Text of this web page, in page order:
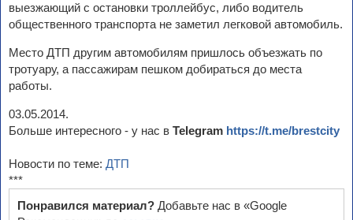
выезжающий с остановки троллейбус, либо водитель
общественного транспорта не заметил легковой автомобиль.
Место ДТП другим автомобилям пришлось объезжать по
тротуару, а пассажирам пешком добираться до места
работы.
03.05.2014.
Больше интересного - у нас в Telegram https://t.me/brestcity
Новости по теме: ДТП
***
Понравился материал? Добавьте нас в «Google